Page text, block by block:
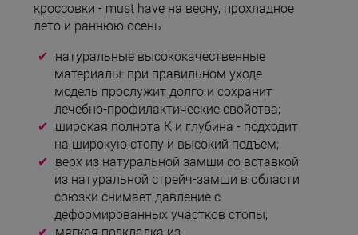
кроссовки - must have на весну, прохладное
лето и раннюю осень.
натуральные высококачественные
материалы: при правильном уходе
модель прослужит долго и сохранит
лечебно-профилактические свойства;
широкая полнота К и глубина - подходит
на широкую стопу и высокий подъем;
верх из натуральной замши со вставкой
из натуральной стрейч-замши в области
союзки снимает давление с
деформированных участков стопы;